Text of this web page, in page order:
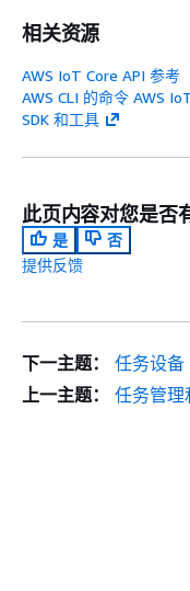
相关资源
AWS IoT Core API 参考
AWS CLI 的命令 AWS
SDK 和工具
此页内容对您是否
是
否
提供反馈
下一主题：
任务设备
上一主题：
任务管理